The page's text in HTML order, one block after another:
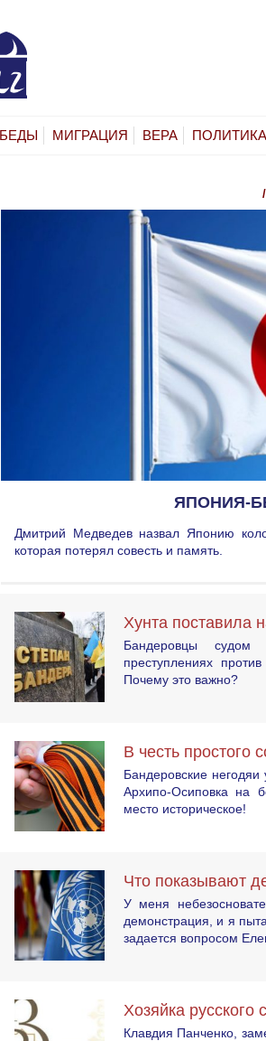
МИГРАЦИЯ ВЕРА ПОЛИТИКА
ЯПОНИЯ-
Дмитрий Медведев назвал Японию
которая потерял совесть и память.
Хунта поставила
Бандеровцы судом
преступлениях
Почему это важно?
В честь простого
Бандеровские
Архипо-Осиповка на
место историческое!
Что показывают
У меня
демонстрация, и я
задается вопросом
Хозяйка русского
Клавдия Панченко,